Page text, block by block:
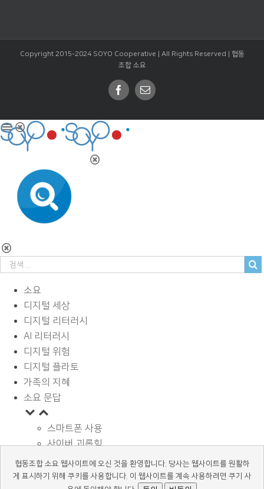
Copyright 2015-2024 SOYO Cooperative | All Rights Reserved | 협동
조합 소요
Facebook
Email
소요
디지털 세상
디지털 리터러시
AI 리터러시
디지털 위험
디지털 플라토
가족의 지혜
소요 문답
스마트폰 사용
사이버 괴롭힘
페이스북과 SNS
디지털과 학습
협동조합 소요 웹사이트에 오신 것을 환영합니다. 당사는 웹사이트를 원활하
게 표시하기 위해 쿠키를 사용합니다. 이 웹사이트를 계속 사용하려면 쿠기 사